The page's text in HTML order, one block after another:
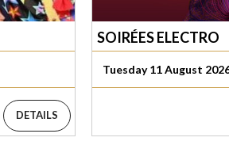
DETAILS
SOIRÉES ELECTRO
Tuesday 11 August